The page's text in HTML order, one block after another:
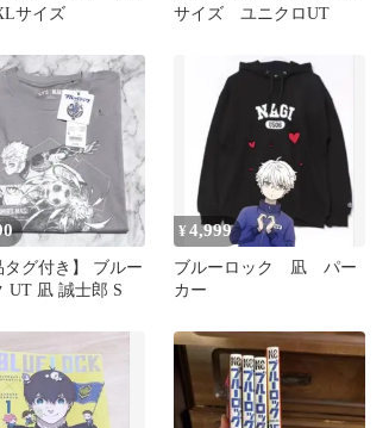
サイズ
サイズ ユニクロUT
タグ付き】 ブルー
UT 凪 誠士郎 S
¥ 4,999
ブルーロック 凪 パー
カー